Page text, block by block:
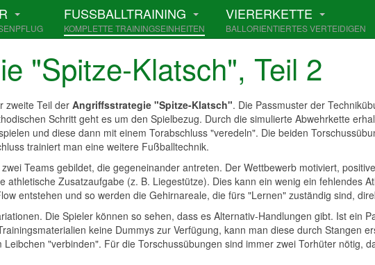
FUSSBALLTRAINING
KOMPLETTE TRAININGSEINHEITEN
VIERERKETTE
BALLORIENTIERTES VERTEIDIGEN
"Spitze-Klatsch", Teil 2
zweite Teil der Angriffsstrategie "Spitze-Klatsch". Die Passmuster der
Schritt geht es um den Spielbezug. Durch die simulierte Abwehrkette
und diese dann mit einem Torabschluss "veredeln". Die beiden
trainiert man eine weitere Fußballtechnik.
Teams gebildet, die gegeneinander antreten. Der Wettbewerb motiviert,
athletische Zusatzaufgabe (z. B. Liegestütze). Dies kann ein wenig ein fehlendes
entstehen und so werden die Gehirnareale, die fürs "Lernen" zuständig sind,
Die Spieler können so sehen, dass es Alternativ-Handlungen gibt. Ist ein
keine Dummys zur Verfügung, kann man diese durch Stangen
"verbinden". Für die Torschussübungen sind immer zwei Torhüter nötig,